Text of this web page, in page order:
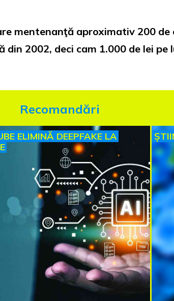
mentenanţă aproximativ 200 de
2002, deci cam 1.000 de lei pe
Recomandări
ELIMINĂ DEEPFAKE LA